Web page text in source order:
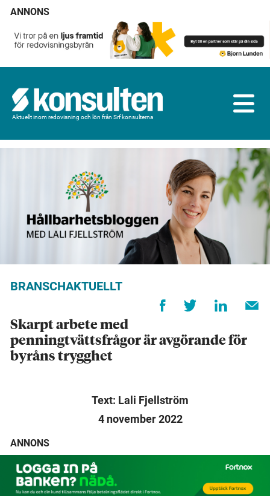
ANNONS
Aktuellt inom redovisning och lön från Srf konsulterna
BRANSCHAKTUELLT
Skarpt arbete med
penningtvättsfrågor är avgörande för
byråns trygghet
Text: Lali Fjellström
4 november 2022
ANNONS